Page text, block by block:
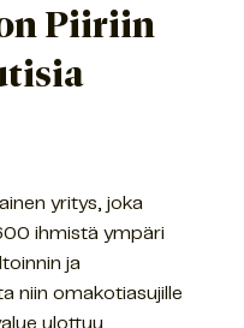
Piiriin
yritys, joka
ihmistä ympäri
ja
niin omakotiasujille
ulottuu